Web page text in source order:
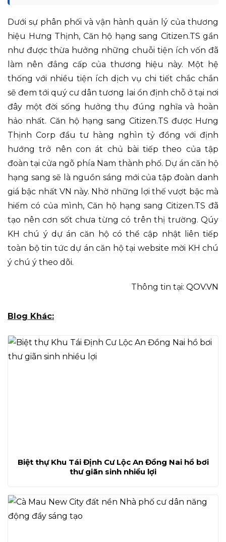
Dưới sự phân phối và vận hành quản lý của thương
hiệu Hưng Thịnh, Căn hộ hạng sang Citizen.TS gần
như được thừa hưởng những chuỗi tiện ích vốn đã
làm nên đẳng cấp của thương hiệu này. Một hệ
thống với nhiều tiện ích dịch vụ chi tiết chắc chắn
sẽ đem tới quý cư dân tương lai ổn định chỗ ở tại nơi
đây một đời sống hưởng thụ đúng nghĩa và hoàn
hảo nhất. Căn hộ hạng sang Citizen.TS được Hưng
Thịnh Corp đầu tư hàng nghìn tỷ đồng với định
hướng trở nên con át chủ bài tiếp theo của tập
đoàn tại cửa ngõ phía Nam thành phố. Dự án căn hộ
hạng sang sẽ là nguồn sáng mới của tập đoàn danh
giá bậc nhất VN này. Nhờ những lợi thế vượt bậc mà
hiếm có của mình, Căn hộ hạng sang Citizen.TS đã
tạo nên cơn sốt chưa từng có trên thị trường. Qúy
KH chú ý dự án căn hộ có thể cập nhật liên tiếp
toàn bộ tin tức dự án căn hộ tại website mời KH chú
ý chú ý theo dõi.
Thông tin tại: QOV.VN
Blog Khác:
Biệt thự Khu Tái Định Cư Lộc An Đồng Nai hồ bơi
thư giãn sinh nhiều lợi